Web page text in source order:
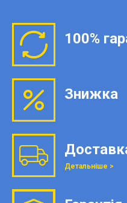
100%
Знижка
Детальніше >